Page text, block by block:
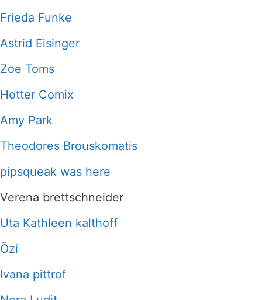
Frieda Funke
Astrid Eisinger
Zoe Toms
Hotter Comix
Amy Park
Theodores Brouskomatis
pipsqueak was here
Verena brettschneider
Uta Kathleen kalthoff
Özi
Ivana pittrof